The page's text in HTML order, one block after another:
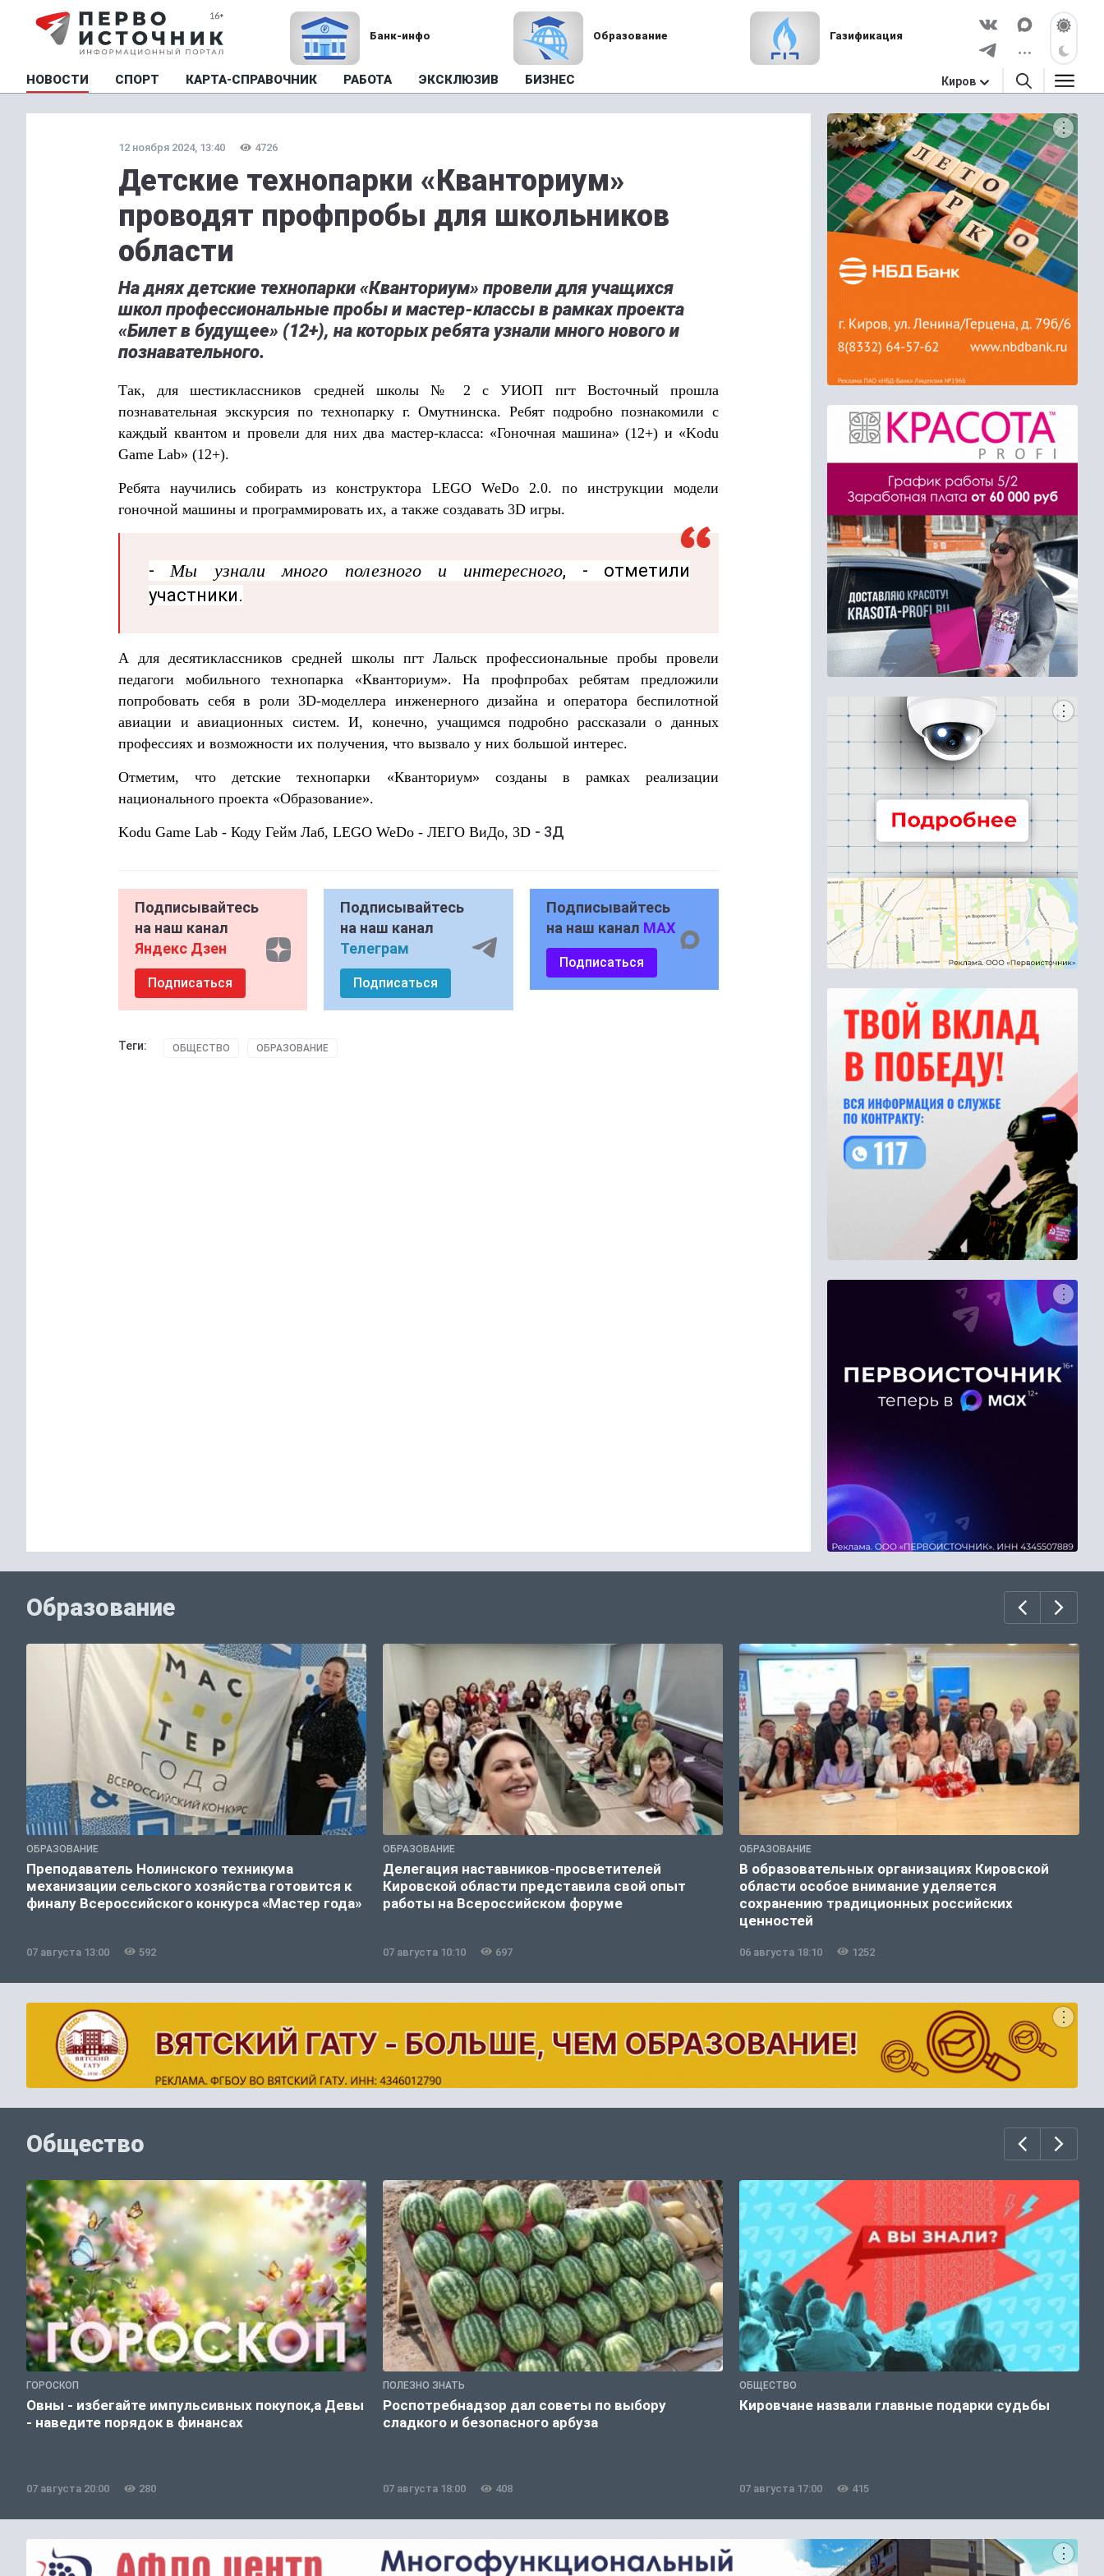
Банк-инфо Образование Газификация
НОВОСТИ СПОРТ КАРТА-СПРАВОЧНИК РАБОТА ЭКСКЛЮЗИВ БИЗНЕС Киров
12 ноября 2024, 13:40 4726
Детские технопарки «Кванториум»
проводят профпробы для школьников
области
На днях детские технопарки «Кванториум» провели для учащихся
школ профессиональные пробы и мастер-классы в рамках проекта
«Билет в будущее» (12+), на которых ребята узнали много нового и
познавательного.
Так, для шестиклассников средней школы № 2 с УИОП пгт Восточный прошла
познавательная экскурсия по технопарку г. Омутнинска. Ребят подробно познакомили с
каждый квантом и провели для них два мастер-класса: «Гоночная машина» (12+) и «Kodu
Game Lab» (12+).
Ребята научились собирать из конструктора LEGO WeDo 2.0. по инструкции модели
гоночной машины и программировать их, а также создавать 3D игры.
-Мы узнали много полезного и интересного, - отметили
участники.
А для десятиклассников средней школы пгт Лальск профессиональные пробы провели
педагоги мобильного технопарка «Кванториум». На профпробах ребятам предложили
попробовать себя в роли 3D-моделлера инженерного дизайна и оператора беспилотной
авиации и авиационных систем. И, конечно, учащимся подробно рассказали о данных
профессиях и возможности их получения, что вызвало у них большой интерес.
Отметим, что детские технопарки «Кванториум» созданы в рамках реализации
национального проекта «Образование».
Kodu Game Lab - Коду Гейм Лаб, LEGO WeDo - ЛЕГО ВиДо, 3D - 3Д
Подписывайтесь
на наш канал
Яндекс Дзен
Подписаться
Подписывайтесь
на наш канал
Телеграм
Подписаться
Подписывайтесь
на наш канал MAX
Подписаться
Теги: ОБЩЕСТВО ОБРАЗОВАНИЕ
Образование
ОБРАЗОВАНИЕ
Преподаватель Нолинского техникума
механизации сельского хозяйства готовится к
финалу Всероссийского конкурса «Мастер года»
07 августа 13:00 592
ОБРАЗОВАНИЕ
Делегация наставников-просветителей
Кировской области представила свой опыт
работы на Всероссийском форуме
07 августа 10:10 697
ОБРАЗОВАНИЕ
В образовательных организациях Кировской
области особое внимание уделяется
сохранению традиционных российских
ценностей
06 августа 18:10 1252
Общество
ГОРОСКОП
Овны - избегайте импульсивных покупок,а Девы
- наведите порядок в финансах
07 августа 20:00 280
ПОЛЕЗНО ЗНАТЬ
Роспотребнадзор дал советы по выбору
сладкого и безопасного арбуза
07 августа 18:00 408
ОБЩЕСТВО
Кировчане назвали главные подарки судьбы
07 августа 17:00 415